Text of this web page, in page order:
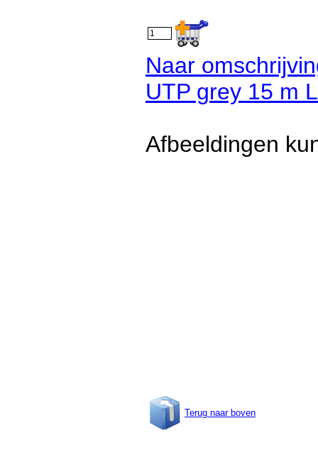
Naar
UTP grey 15 m
Afbeeldingen
Terug naar boven